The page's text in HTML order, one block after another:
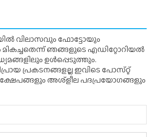
വിലാസവും ഫോട്ടോയും
മികച്ചതെന്ന് ഞങ്ങളുടെ എഡിറ്റോറിയൽ
ഉൾപ്പെടുത്തും.
പ്രകടനങ്ങളല്ല ഇവിടെ പോസ്‌റ്റ്
അശ്‌ളീല പദപ്രയോഗങ്ങളും